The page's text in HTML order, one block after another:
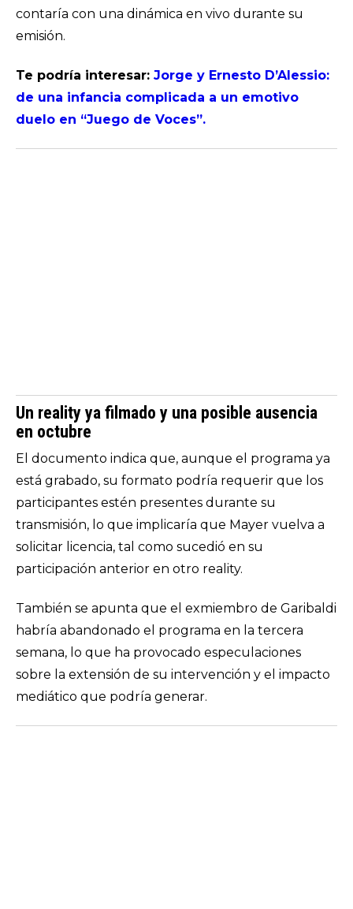
contaría con una dinámica en vivo durante su
emisión.
Te podría interesar: Jorge y Ernesto D’Alessio:
de una infancia complicada a un emotivo
duelo en “Juego de Voces”.
Un reality ya filmado y una posible ausencia
en octubre
El documento indica que, aunque el programa ya
está grabado, su formato podría requerir que los
participantes estén presentes durante su
transmisión, lo que implicaría que Mayer vuelva a
solicitar licencia, tal como sucedió en su
participación anterior en otro reality.
También se apunta que el exmiembro de Garibaldi
habría abandonado el programa en la tercera
semana, lo que ha provocado especulaciones
sobre la extensión de su intervención y el impacto
mediático que podría generar.